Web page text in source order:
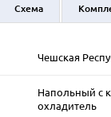
Схема
Чешская
Напольный с
охладитель